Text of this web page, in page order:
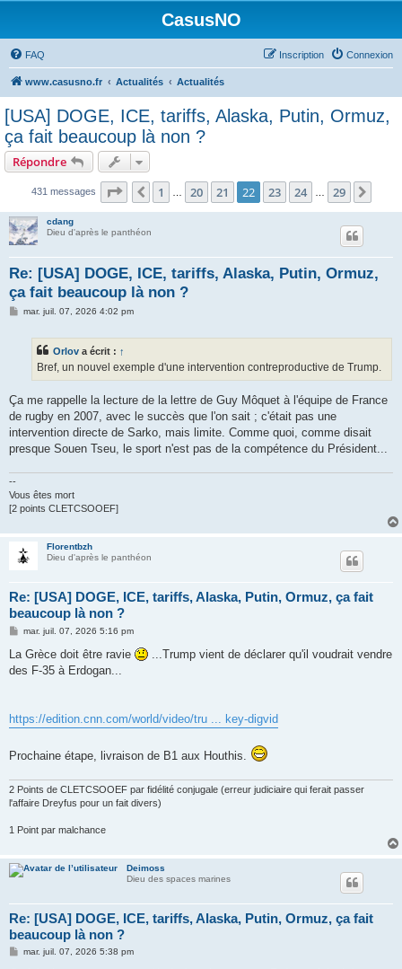
CasusNO
FAQ Connexion
Inscription
www.casusno.fr Actualités Actualités
[USA] DOGE, ICE, tariffs, Alaska, Putin, Ormuz,
ça fait beaucoup là non ?
Répondre
431 messages Page 22 sur 29
Précédent
1 20 21 22 23 24 29
cdang
Dieu d'après le panthéon
Re: [USA] DOGE, ICE, tariffs, Alaska, Putin, Ormuz,
ça fait beaucoup là non ?
Mmar. juil. 07, 2026 4:02 pm
Orlov a écrit : ↑
Bref, un nouvel exemple d'une intervention contreproductive de Trump.
Ça me rappelle la lecture de la lettre de Guy Môquet à l'équipe de France
de rugby en 2007, avec le succès que l'on sait ; c'était pas une
intervention directe de Sarko, mais limite. Comme quoi, comme disait
presque Souen Tseu, le sport n'est pas de la compétence du Président...
--
Vous êtes mort
[2 points CLETCSOOEF]
Florentbzh
Dieu d'après le panthéon
Re: [USA] DOGE, ICE, tariffs, Alaska, Putin, Ormuz, ça fait
beaucoup là non ?
M
s
a
mar. juil. 07, 2026 5:16 pm
La Grèce doit être ravie
...Trump vient de déclarer qu'il voudrait vendre
des F-35 à Erdogan...
https://edition.cnn.com/world/video/tru ... key-digvid
Prochaine étape, livraison de B1 aux Houthis.
2 Points de CLETCSOOEF par fidélité conjugale (erreur judiciaire qui ferait passer
l'affaire Dreyfus pour un fait divers)
1 Point par malchance
Deimoss
Dieu des spaces marines
Re: [USA] DOGE, ICE, tariffs, Alaska, Putin, Ormuz, ça fait
beaucoup là non ?
Mmar. juil. 07, 2026 5:38 pm